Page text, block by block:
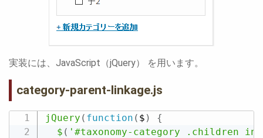
実装には、JavaScript（jQuery） を用います。
category-parent-linkage.js
jQuery ( function ( $ )
{
$ ( '#taxonomy-category .children